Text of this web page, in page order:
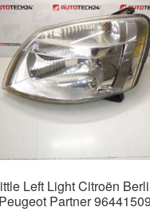
Left Light Citroën
Peugeot Partner